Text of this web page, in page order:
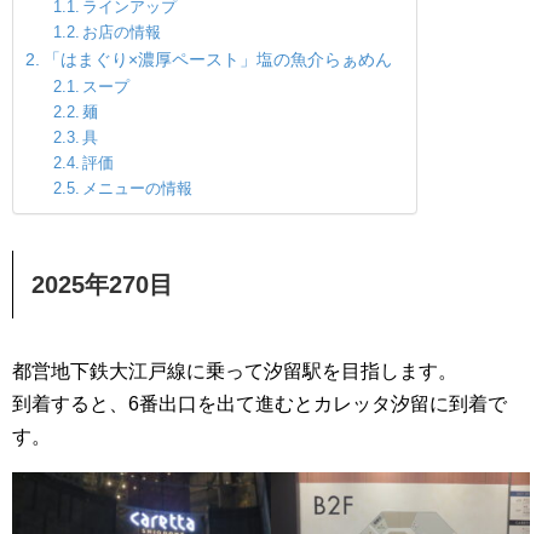
ラインアップ
お店の情報
「はまぐり×濃厚ペースト」塩の魚介らぁめん
スープ
麺
具
評価
メニューの情報
2025年270目
都営地下鉄大江戸線に乗って汐留駅を目指します。
到着すると、6番出口を出て進むとカレッタ汐留に到着で
す。